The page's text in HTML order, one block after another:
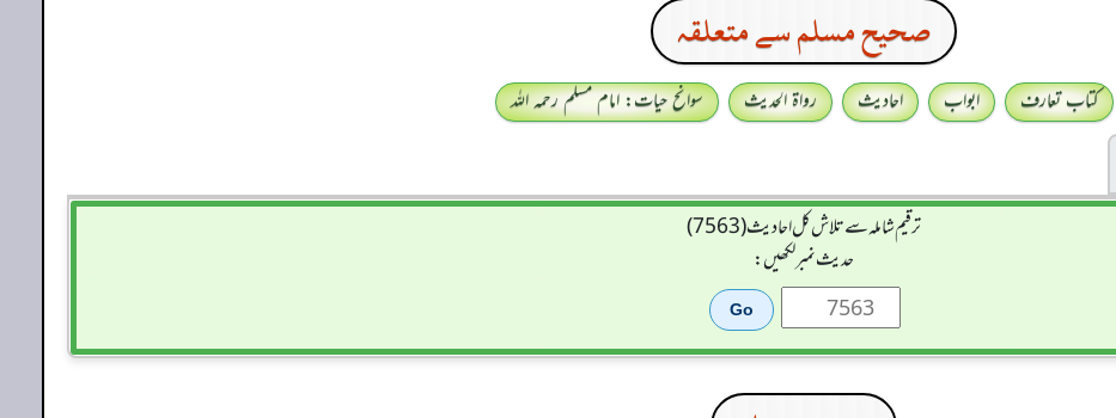
صحيح مسلم سے متعلقہ
کتاب تعارف ابواب احادیث رواۃ الحدیث
سوانح حیات: امام مسلم رحمہ اللہ
ترقیم شاملہ سے تلاش کل احادیث (7563)
حدیث نمبر لکھیں: